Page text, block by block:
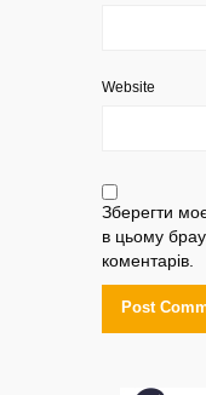
Website
Зберегти
в цьому
коментарів.